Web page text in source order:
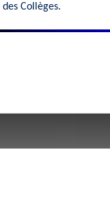
Collèges.